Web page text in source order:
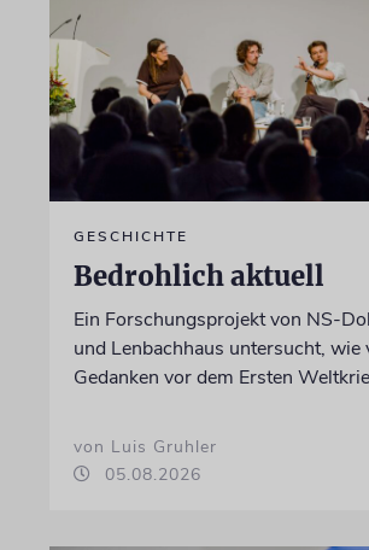
GESCHICHTE
Bedrohlich aktuell
Ein Forschungsprojekt von NS-
und Lenbachhaus untersucht, wie
Gedanken vor dem Ersten
von Luis Gruhler
05.08.2026